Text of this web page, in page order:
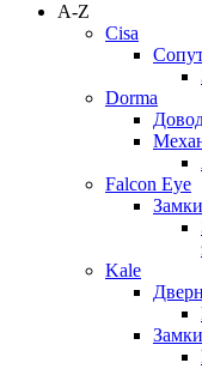
A-Z
Cisa
Dorma
Falcon Eye
Замки
Kale
Замки